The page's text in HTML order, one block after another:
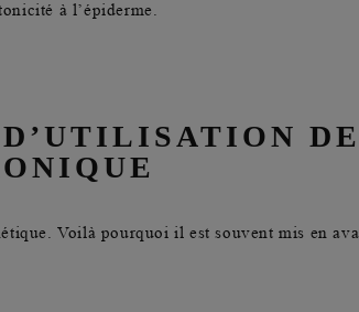
à l’épiderme.
D’UTILISATION
. Voilà pourquoi il est souvent mis en